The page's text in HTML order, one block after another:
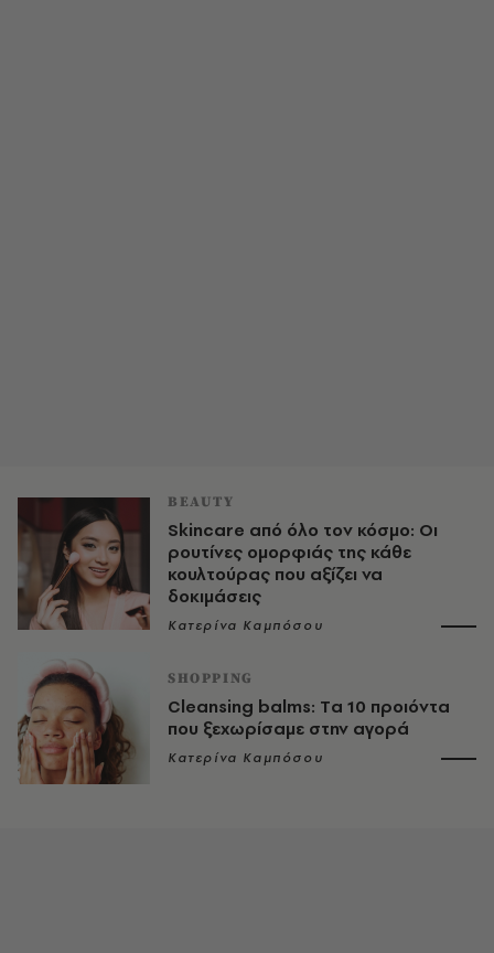
BEAUTY
Skincare από όλο τον κόσμο: Οι
ρουτίνες ομορφιάς της κάθε
κουλτούρας που αξίζει να
δοκιμάσεις
Κατερίνα Καμπόσου
SHOPPING
Cleansing balms: Tα 10 προιόντα
που ξεχωρίσαμε στην αγορά
Κατερίνα Καμπόσου